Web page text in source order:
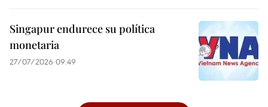
Singapur endurece su política
monetaria
27/07/2026 09:49